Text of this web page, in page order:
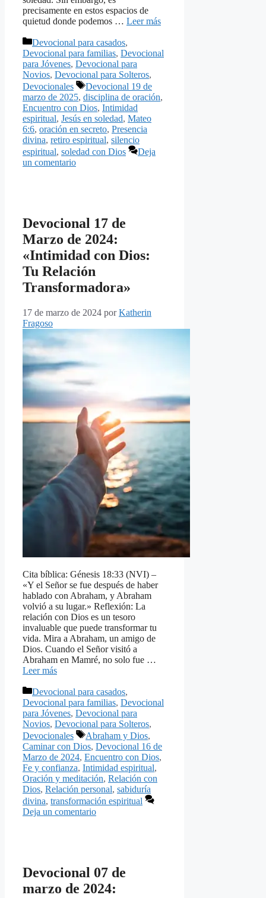
precisamente en estos espacios de
quietud donde podemos … Leer más
Categorías
Devocional para casados,
Devocional para familias, Devocional
para Jóvenes, Devocional para
Novios, Devocional para Solteros,
Devocionales
Etiquetas
Devocional 19 de
marzo de 2025, disciplina de oración,
Encuentro con Dios, Intimidad
espiritual, Jesús en soledad, Mateo
6:6, oración en secreto, Presencia
divina, retiro espiritual, silencio
espiritual, soledad con Dios
Deja
un comentario
Devocional 17 de
Marzo de 2024:
«Intimidad con Dios:
Tu Relación
Transformadora»
17 de marzo de 2024 porKatherin
Fragoso
Cita bíblica: Génesis 18:33 (NVI) –
«Y el Señor se fue después de haber
hablado con Abraham, y Abraham
volvió a su lugar.» Reflexión: La
relación con Dios es un tesoro
invaluable que puede transformar tu
vida. Mira a Abraham, un amigo de
Dios. Cuando el Señor visitó a
Abraham en Mamré, no solo fue …
Leer más
Categorías
Devocional para casados,
Devocional para familias, Devocional
para Jóvenes, Devocional para
Novios, Devocional para Solteros,
Devocionales
Etiquetas
Abraham y Dios,
Caminar con Dios, Devocional 16 de
Marzo de 2024, Encuentro con Dios,
Fe y confianza, Intimidad espiritual,
Oración y meditación, Relación con
Dios, Relación personal, sabiduría
divina, transformación espiritual
Deja un comentario
Devocional 07 de
marzo de 2024: